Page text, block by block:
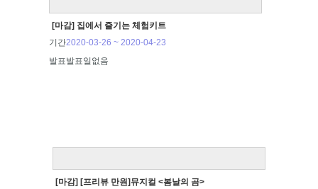
[마감] 집에서 즐기는 체험키트
기간2020-03-26 ~ 2020-04-23
발표발표일없음
[마감] [프리뷰 만원]뮤지컬 <봄날의 곰>